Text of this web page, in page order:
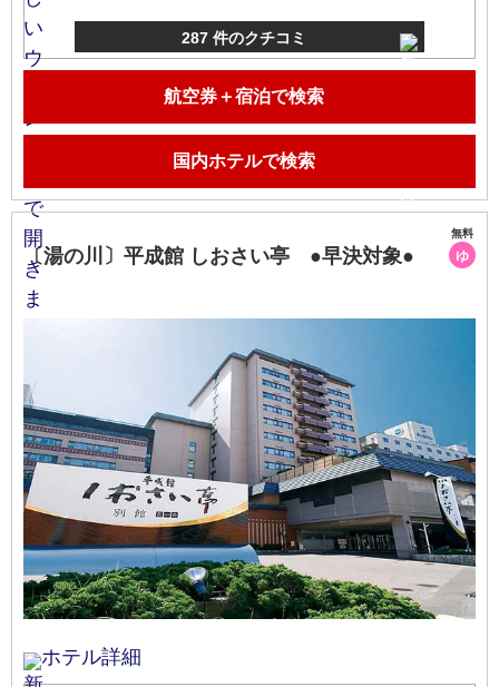
287 件のクチコミ
航空券＋宿泊で検索
国内ホテルで検索
〔湯の川〕平成館 しおさい亭 ●早決対象●
無料
ゆ
ホテル詳細